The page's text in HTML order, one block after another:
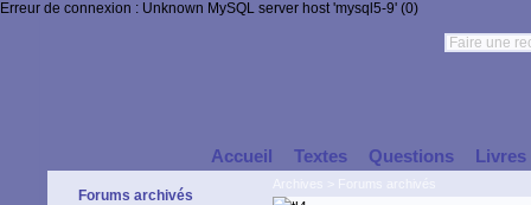
Erreur de connexion : Unknown MySQL server host 'mysql5-9' (0)
Accueil Textes Questions Livres
Forums archivés